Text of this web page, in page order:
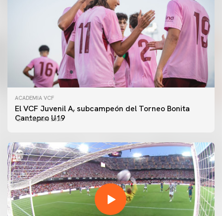
ACADEMIA VCF
El VCF Juvenil A, subcampeón del Torneo Bonita
Cantepro U19
10 agosto 2026